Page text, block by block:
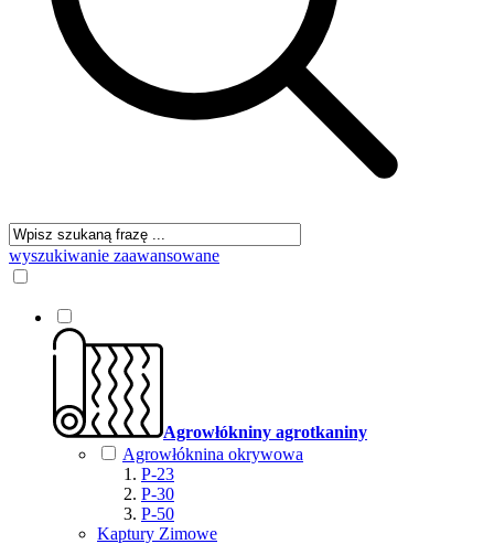
wyszukiwanie zaawansowane
Agrowłókniny agrotkaniny
Agrowłóknina okrywowa
P-23
P-30
P-50
Kaptury Zimowe